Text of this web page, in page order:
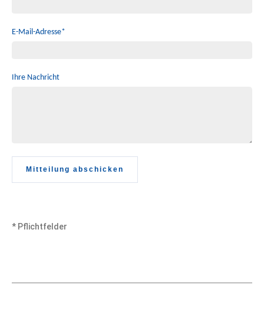
E-Mail-Adresse*
Ihre Nachricht
Mitteilung abschicken
* Pflichtfelder